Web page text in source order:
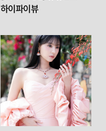
하이파이뷰